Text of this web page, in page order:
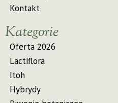
Kontakt
Kategorie
Oferta 2026
Lactiflora
Itoh
Hybrydy